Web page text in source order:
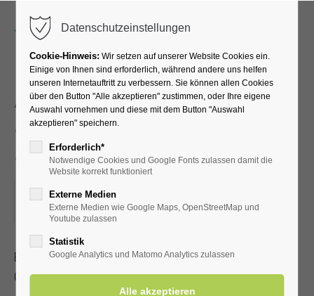
Akupressur –
Selbstbehandlung bei
Schmerzen
28.07.2026, 16:00
ORT: KURHALLE
Erlernen Sie die Selbstakupressur zur Linderung von Kopf-,
Gelenk- und Muskelschmerzen.
Datenschutzeinstellungen
Cookie-Hinweis: Wir setzen auf unserer Website Cookies ein.
Einige von Ihnen sind erforderlich, während andere uns helfen
unseren Internetauftritt zu verbessern. Sie können allen Cookies
über den Button "Alle akzeptieren" zustimmen, oder Ihre eigene
Auswahl vornehmen und diese mit dem Button "Auswahl
akzeptieren" speichern.
Erforderlich*
Notwendige Cookies und Google Fonts zulassen damit die
Website korrekt funktioniert
Externe Medien
Externe Medien wie Google Maps, OpenStreetMap und
Youtube zulassen
Statistik
Google Analytics und Matomo Analytics zulassen